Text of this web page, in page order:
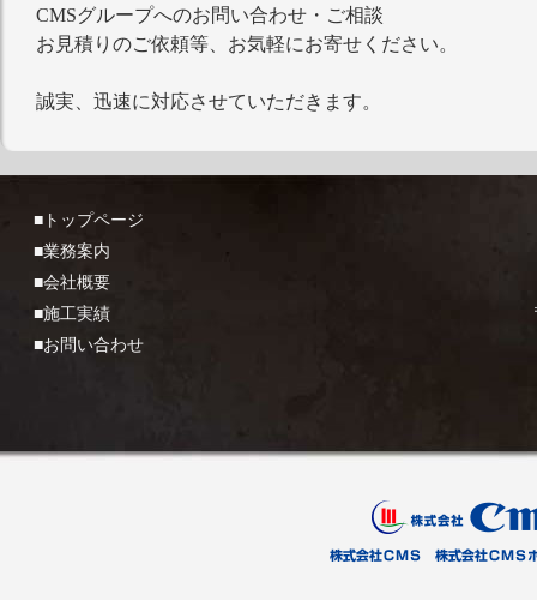
CMSグループへのお問い合わせ・ご相談
お見積りのご依頼等、お気軽にお寄せください。
誠実、迅速に対応させていただきます。
■トップページ
■業務案内
■会社概要
■施工実績
■お問い合わせ